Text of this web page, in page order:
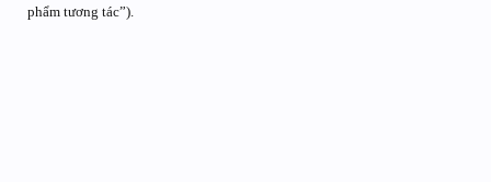
phẩm tương tác”).